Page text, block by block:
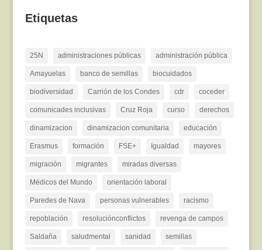
Etiquetas
25N administraciones públicas administración pública
Amayuelas banco de semillas biocuidados
biodiversidad Carrión de los Condes cdr coceder
comunicades inclusivas Cruz Roja curso derechos
dinamizacion dinamizacion comunitaria educación
Erasmus formación FSE+ Igualdad mayores
migración migrantes miradas diversas
Médicos del Mundo orientación laboral
Paredes de Nava personas vulnerables racismo
repoblación resoluciónconflictos revenga de campos
Saldaña saludmental sanidad semillas